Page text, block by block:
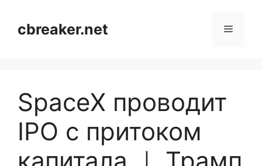
contentcbreaker.net Menu
SpaceX проводит
IPO с притоком